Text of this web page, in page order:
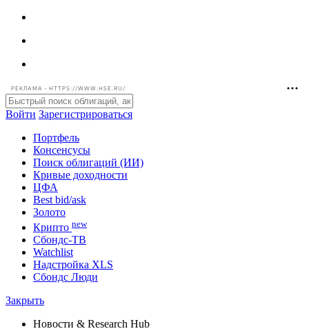
РЕКЛАМА • HTTPS://WWW.HSE.RU/
Войти Зарегистрироваться
Портфель
Консенсусы
Поиск облигаций (ИИ)
Кривые доходности
ЦФА
Best bid/ask
Золото
Крипто new
Watchlist
Сбондс Люди